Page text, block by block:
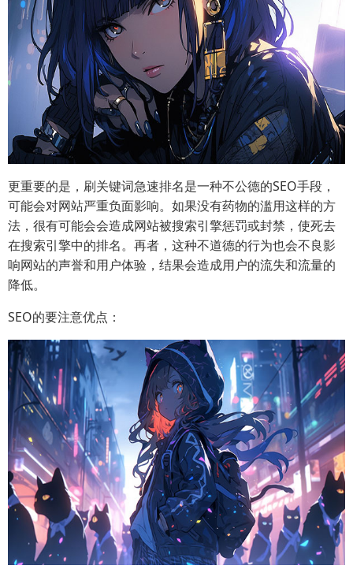
更重要的是，刷关键词急速排名是一种不公德的SEO手段，
可能会对网站严重负面影响。如果没有药物的滥用这样的方
法，很有可能会会造成网站被搜索引擎惩罚或封禁，使死去
在搜索引擎中的排名。再者，这种不道德的行为也会不良影
响网站的声誉和用户体验，结果会造成用户的流失和流量的
降低。
SEO的要注意优点：